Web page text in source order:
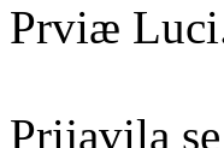
Prviæ
Prijavila se